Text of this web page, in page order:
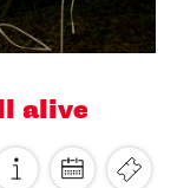
alive